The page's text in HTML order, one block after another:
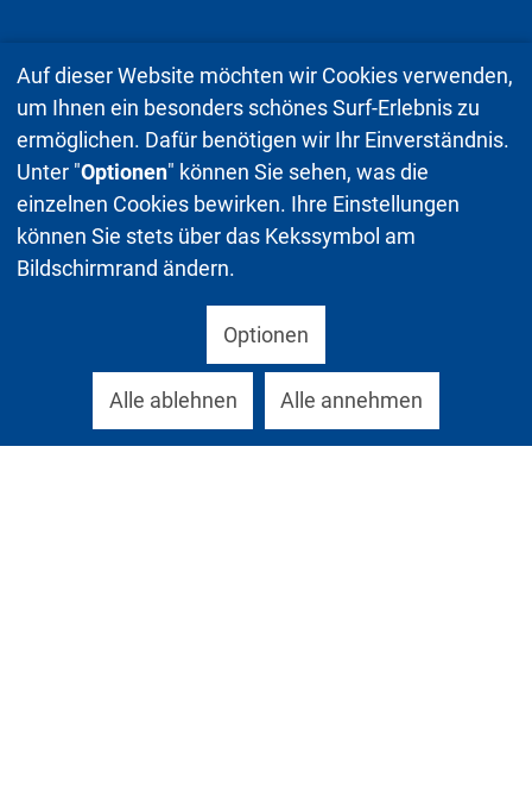
Auf dieser Website möchten wir Cookies verwenden,
um Ihnen ein besonders schönes Surf-Erlebnis zu
ermöglichen. Dafür benötigen wir Ihr Einverständnis.
Unter "Optionen" können Sie sehen, was die
einzelnen Cookies bewirken. Ihre Einstellungen
können Sie stets über das Kekssymbol am
Bildschirmrand ändern.
Optionen
Alle ablehnen Alle annehmen